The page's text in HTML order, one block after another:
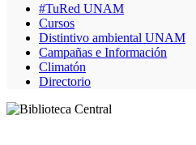
#TuRed UNAM
Cursos
Distintivo ambiental UNAM
Campañas e Información
Climatón
Directorio